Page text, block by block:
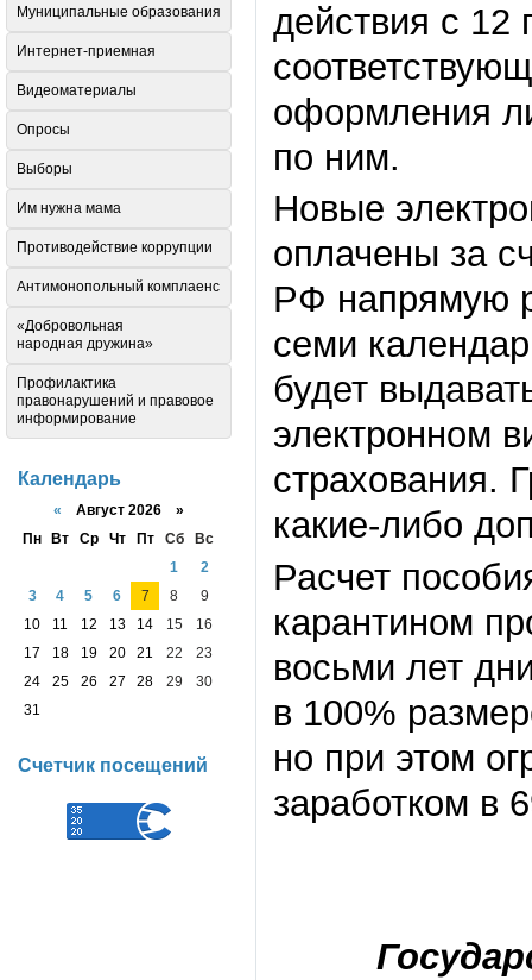
действия с 12
оформления
по ним.
Новые
оплачены за
РФ напрямую
семи
будет
электронном
страхования.
какие-либо
Расчет
карантином
восьми лет
в 100%
но при этом
заработком в
Муниципальные образования
Интернет-приемная
Видеоматериалы
Опросы
Выборы
Им нужна мама
Противодействие коррупции
Антимонопольный комплаенс
«Добровольная
народная дружина»
Профилактика
правонарушений и правовое
информирование
Календарь
« Август 2026 »
Пн
Вт Ср Чт Пт Сб
Вс
1
2
3
4 5 6 7 8
9
10
11 12 13 14 15
16
17
18 19 20 21 22
23
24
25 26 27 28 29
30
31
Счетчик посещений